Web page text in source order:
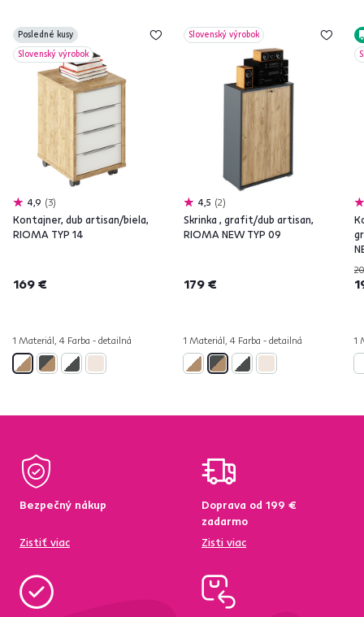
Posledné kusy
Slovenský výrobok
4,9 3
Kontajner, dub artisan/biela,
RIOMA TYP 14
169 €
1 Materiál, 4 Farba - detailná
Slovenský výrobok
4,5 2
Skrinka , grafit/dub artisan,
RIOMA NEW TYP 09
179 €
1 Materiál, 4 Farba - detailná 1
Bezpečný nákup
Zistiť viac
Doprava od 199 €
zadarmo
Zisti viac